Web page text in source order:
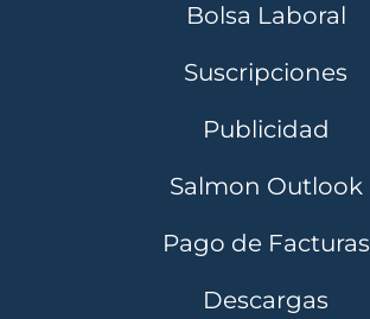
Bolsa Laboral
Suscripciones
Publicidad
Salmon Outlook
Pago de Facturas
Descargas